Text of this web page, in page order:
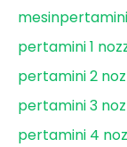
pertamini 1
pertamini 2
pertamini 3
pertamini 4